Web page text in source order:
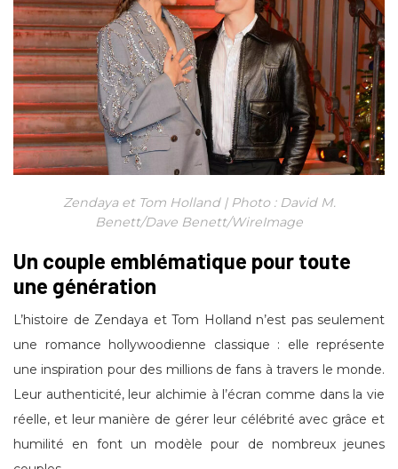
Zendaya et Tom Holland | Photo : David M.
Benett/Dave Benett/WireImage
Un couple emblématique pour toute
une génération
L’histoire de Zendaya et Tom Holland n’est pas seulement
une romance hollywoodienne classique : elle représente
une inspiration pour des millions de fans à travers le monde.
Leur authenticité, leur alchimie à l’écran comme dans la vie
réelle, et leur manière de gérer leur célébrité avec grâce et
humilité en font un modèle pour de nombreux jeunes